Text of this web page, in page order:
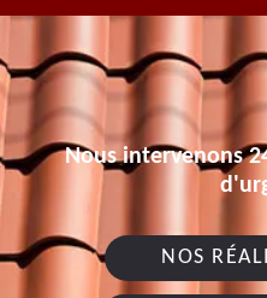
Nous intervenons
NOS